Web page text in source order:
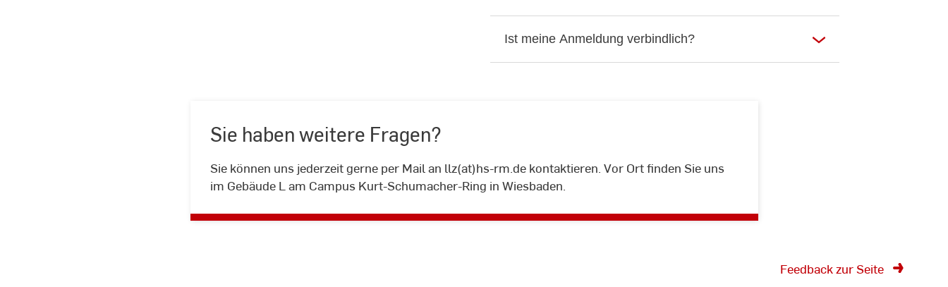
Ist meine Anmeldung verbindlich?
Sie haben weitere Fragen?
Sie können uns jederzeit gerne per Mail an llz(at)hs-rm.de kontaktieren. Vor Ort finden Sie uns
im Gebäude L am Campus Kurt-Schumacher-Ring in Wiesbaden.
Sie
haben
Fragen?
Feedback zur Seite